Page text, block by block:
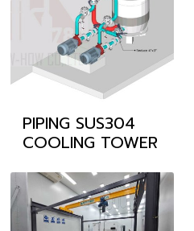
PIPING SUS304
COOLING TOWER